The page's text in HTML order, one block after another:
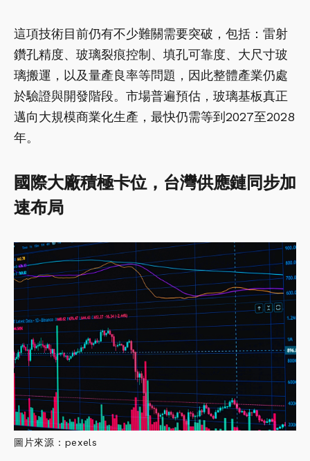
這項技術目前仍有不少難關需要突破，包括：雷射
鑽孔精度、玻璃裂痕控制、填孔可靠度、大尺寸玻
璃搬運，以及量產良率等問題，因此整體產業仍處
於驗證與開發階段。市場普遍預估，玻璃基板真正
邁向大規模商業化生產，最快仍需等到2027至2028
年。
國際大廠積極卡位，台灣供應鏈同步加
速布局
圖片來源：pexels